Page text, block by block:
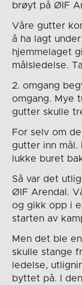
brøyt på ØIF
Våre gutter
å ha lagt
hjemmelaget
målsledelse.
2. omgang
omgang. Mye
gutter skulle
For selv om
gutter inn mål.
lukke buret
Så var det
ØIF Arendal.
og gikk opp i
starten av
Men det ble
skulle stange
ledelse,
byttet på. I